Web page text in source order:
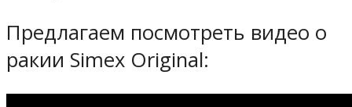
Предлагаем посмотреть видео о
ракии Simex Original: